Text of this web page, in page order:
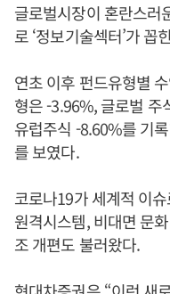
글로벌시장이 혼란스러
로 ‘정보기술섹터’가 꼽
연초 이후 펀드유형별
형은 -3.96%, 글로벌 주
유럽주식 -8.60%를 기
를 보였다.
코로나19가 세계적 이
원격시스템, 비대면 문
조 개편도 불러왔다.